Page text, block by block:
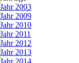
Jahr 2003
Jahr 2009
Jahr 2010
Jahr 2011
Jahr 2012
Jahr 2013
Jahr 2014